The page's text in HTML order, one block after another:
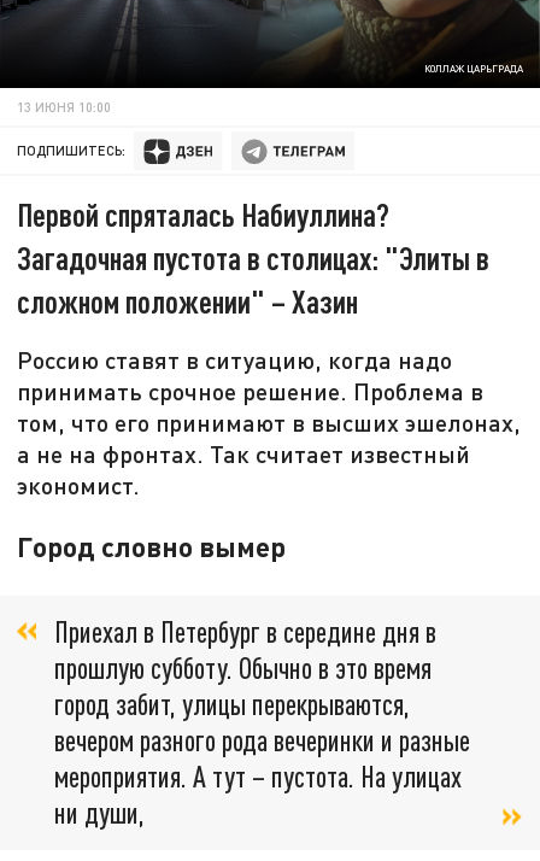
КОЛЛАЖ ЦАРЬГРАДА
13 ИЮНЯ 10:00
ПОДПИШИТЕСЬ:
Первой спряталась Набиуллина?
Загадочная пустота в столицах: "Элиты в
сложном положении" – Хазин
Россию ставят в ситуацию, когда надо
принимать срочное решение. Проблема в
том, что его принимают в высших эшелонах,
а не на фронтах. Так считает известный
экономист.
Город словно вымер
Приехал в Петербург в середине дня в
прошлую субботу. Обычно в это время
город забит, улицы перекрываются,
вечером разного рода вечеринки и разные
мероприятия. А тут – пустота. На улицах
ни души,